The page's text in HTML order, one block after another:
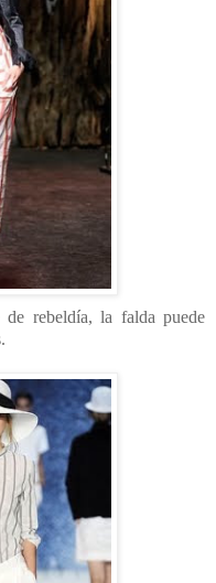
de rebeldía, la falda puede